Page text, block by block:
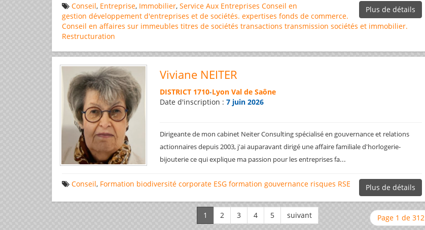
Plus de détails
Conseil, Entreprise, Immobilier, Service Aux Entreprises Conseil en
gestion développement d'entreprises et de sociétés. expertises fonds de commerce.
Conseil en affaires sur immeubles titres de sociétés transactions transmission sociétés et immobilier.
Restructuration
Viviane NEITER
DISTRICT 1710-Lyon Val de Saône
Date d'inscription :7 juin 2026
Dirigeante de mon cabinet Neiter Consulting spécialisé en gouvernance et relations
actionnaires depuis 2003, j'ai auparavant dirigé une affaire familiale d'horlogerie-
bijouterie ce qui explique ma passion pour les entreprises fa...
Plus de détails
Conseil, Formation biodiversité corporate ESG formation gouvernance risques RSE
Page 1 de 312